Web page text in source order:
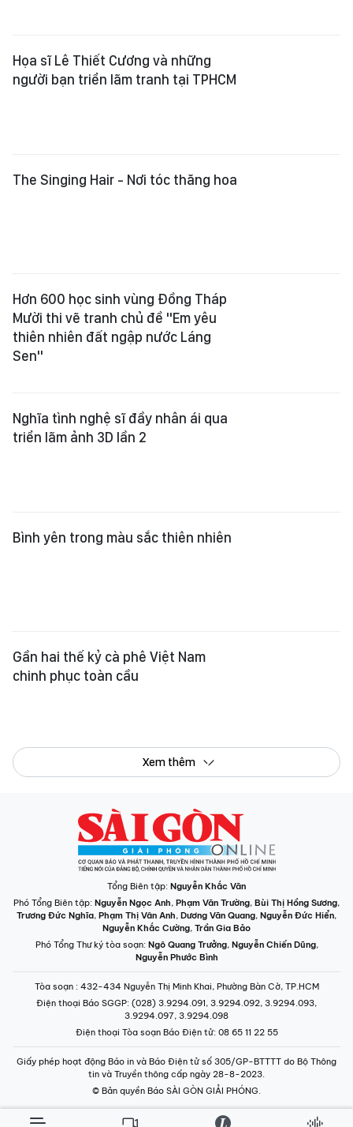
Họa sĩ Lê Thiết Cương và những
người bạn triển lãm tranh tại TPHCM
The Singing Hair - Nơi tóc thăng hoa
Hơn 600 học sinh vùng Đồng Tháp
Mười thi vẽ tranh chủ đề "Em yêu
thiên nhiên đất ngập nước Láng
Sen"
Nghĩa tình nghệ sĩ đầy nhân ái qua
triển lãm ảnh 3D lần 2
Bình yên trong màu sắc thiên nhiên
Gần hai thế kỷ cà phê Việt Nam
chinh phục toàn cầu
Xem thêm
Tổng Biên tập: Nguyễn Khắc Văn
Phó Tổng Biên tập: Nguyễn Ngọc Anh, Phạm Văn Trường, Bùi Thị Hồng Sương,
Trương Đức Nghĩa, Phạm Thị Vân Anh, Dương Văn Quang, Nguyễn Đức Hiển,
Nguyễn Khắc Cường, Trần Gia Bảo
Phó Tổng Thư ký tòa soạn: Ngô Quang Trưởng, Nguyễn Chiến Dũng,
Nguyễn Phước Bình
Tòa soạn : 432-434 Nguyễn Thị Minh Khai, Phường Bàn Cờ, TP.HCM
Điện thoại Báo SGGP: (028) 3.9294.091, 3.9294.092, 3.9294.093,
3.9294.097, 3.9294.098
Điện thoại Tòa soạn Báo Điện tử: 08 65 11 22 55
Giấy phép hoạt động Báo in và Báo Điện tử số 305/GP-BTTTT do Bộ Thông
tin và Truyền thông cấp ngày 28-8-2023.
© Bản quyền Báo SÀI GÒN GIẢI PHÓNG.